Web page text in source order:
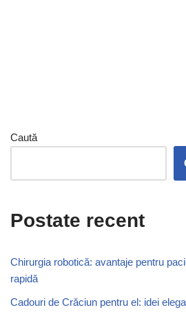
Caută
Postate recent
Chirurgia robotică: avantaje pentru
rapidă
Cadouri de Crăciun pentru el: idei